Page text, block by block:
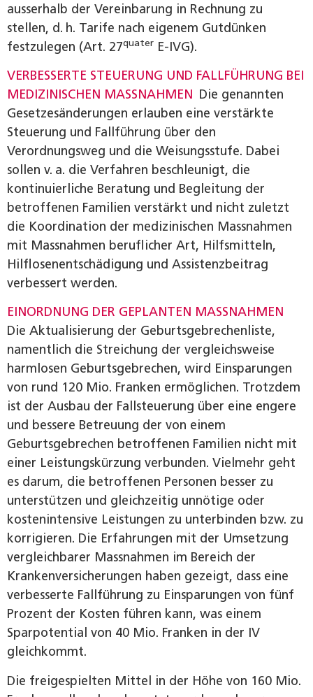
ausserhalb der Vereinbarung in Rechnung zu
stellen, d. h. Tarife nach eigenem Gutdünken
festzulegen (Art. 27quater E-IVG).
VERBESSERTE STEUERUNG UND FALLFÜHRUNG BEI
MEDIZINISCHEN MASSNAHMEN Die genannten
Gesetzes­änderungen erlauben eine verstärkte
Steuerung und Fallführung über den
Verordnungsweg und die Weisungsstufe. Dabei
sollen v. a. die Verfahren beschleunigt, die
kontinuierliche Beratung und Begleitung der
betroffenen Familien verstärkt und nicht zuletzt
die Koordination der medizinischen Massnahmen
mit Massnahmen beruflicher Art, Hilfsmitteln,
Hilflosenentschädigung und Assistenz­beitrag
verbessert werden.
EINORDNUNG DER GEPLANTEN MASSNAHMEN
Die Aktualisierung der Geburtsgebrechenliste,
namentlich die Streichung der vergleichsweise
harmlosen Geburtsgebrechen, wird Einsparungen
von rund 120 Mio. Franken ermöglichen. Trotzdem
ist der Ausbau der Fallsteuerung über eine engere
und bessere Betreuung der von einem
Geburtsgebrechen betroffenen Familien nicht mit
einer Leistungskürzung verbunden. Vielmehr geht
es darum, die betroffenen Personen besser zu
unterstützen und gleichzeitig unnötige oder
kostenintensive Leistungen zu unterbinden bzw. zu
korrigieren. Die Erfahrungen mit der Umsetzung
vergleichbarer Massnahmen im Bereich der
Krankenversicherungen haben gezeigt, dass eine
verbesserte Fallführung zu Einsparungen von fünf
Prozent der Kosten führen kann, was einem
Sparpotential von 40 Mio. Franken in der IV
gleichkommt.
Die freigespielten Mittel in der Höhe von 160 Mio.